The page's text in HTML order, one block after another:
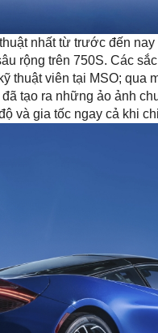
nhất từ trước đến
rộng trên 750S. Các
thuật viên tại MSO; qua
tạo ra những ảo ảnh
và gia tốc ngay cả khi